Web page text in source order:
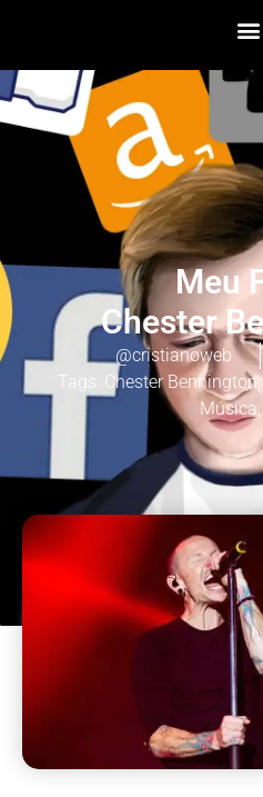
Meu
Chester
@cristianoweb
Tags: Chester Bennington
Música,